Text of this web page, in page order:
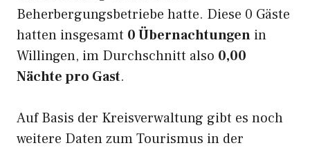
Beherbergungsbetriebe hatte. Diese 0 Gäste
hatten insgesamt 0 Übernachtungen in
Willingen, im Durchschnitt also 0,00
Nächte pro Gast.
Auf Basis der Kreisverwaltung gibt es noch
weitere Daten zum Tourismus in der